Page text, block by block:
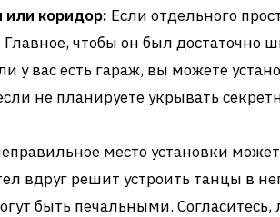
коридор: Если отдельного
Главное, чтобы он был достаточно
у вас есть гараж, вы можете
не планируете укрывать
место установки
вдруг решит устроить танцы в
быть печальными.